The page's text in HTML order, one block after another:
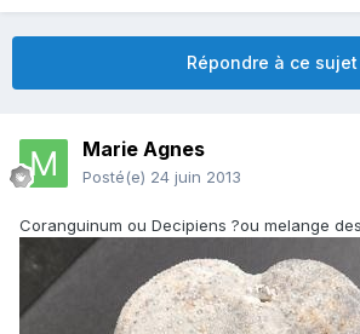
Répondre à ce sujet
Marie Agnes
Posté(e) 24 juin 2013
Coranguinum ou Decipiens ?ou melange